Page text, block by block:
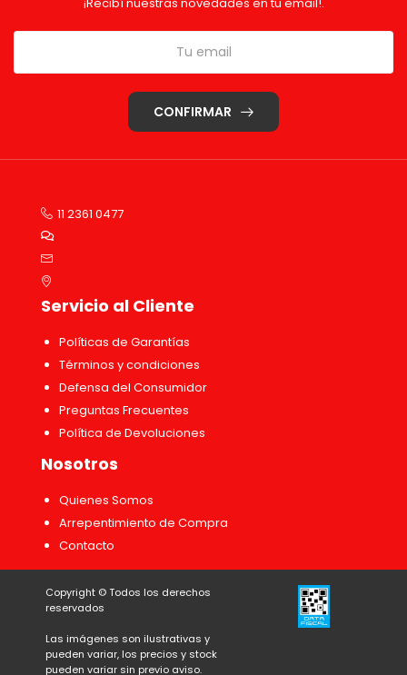
CONFIRMAR
11 2361 0477
Servicio al Cliente
Políticas de Garantías
Términos y condiciones
Defensa del Consumidor
Preguntas Frecuentes
Política de Devoluciones
Nosotros
Quienes Somos
Arrepentimiento de Compra
Contacto
Copyright ©Todos los derechos
reservados
Las imágenes son ilustrativas y
pueden variar, los precios y stock
pueden variar sin previo aviso.